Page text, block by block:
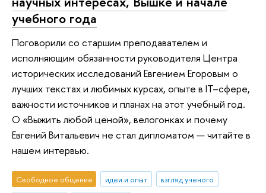
учебного года
Поговорили со старшим преподавателем и
исполняющим обязанности руководителя Центра
исторических исследований Евгением Егоровым о
лучших текстах и любимых курсах, опыте в IT–сфере,
важности источников и планах на этот учебный год.
О «Выжить любой ценой», велогонках и почему
Евгений Витальевич не стал дипломатом — читайте в
нашем интервью.
Свободное общение идеи и опыт
взгляд ученого